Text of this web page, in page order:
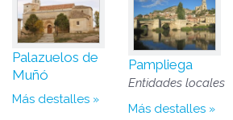
Palazuelos de
Muñó
Más destalles
Pampliega
Entidades locales
Más destalles